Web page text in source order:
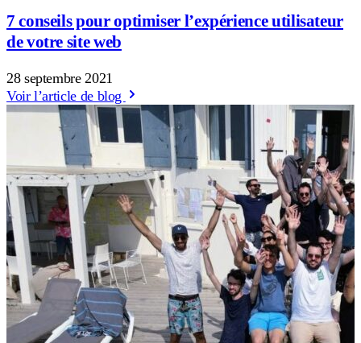
7 conseils pour optimiser l’expérience utilisateur
de votre site web
28 septembre 2021
Voir l’article de blog